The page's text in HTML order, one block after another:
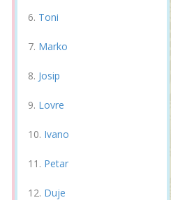
Toni
Marko
Josip
Lovre
Ivano
Petar
Duje